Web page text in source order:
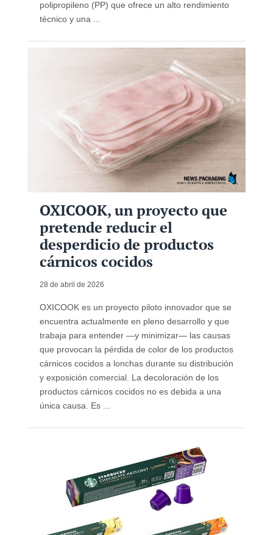
polipropileno (PP) que ofrece un alto rendimiento
técnico y una ...
OXICOOK, un proyecto que
pretende reducir el
desperdicio de productos
cárnicos cocidos
28 de abril de 2026
OXICOOK es un proyecto piloto innovador que se
encuentra actualmente en pleno desarrollo y que
trabaja para entender —y minimizar— las causas
que provocan la pérdida de color de los productos
cárnicos cocidos a lonchas durante su distribución
y exposición comercial. La decoloración de los
productos cárnicos cocidos no es debida a una
única causa. Es ...